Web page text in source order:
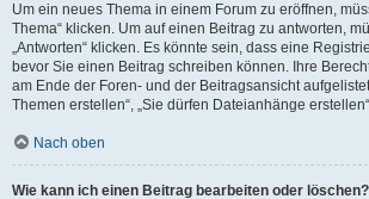
Um ein neues Thema in einem Forum zu eröffnen,
Thema“ klicken. Um auf einen Beitrag zu antworten,
„Antworten“ klicken. Es könnte sein, dass eine
bevor Sie einen Beitrag schreiben können. Ihre
am Ende der Foren- und der Beitragsansicht
Themen erstellen“, „Sie dürfen Dateianhänge
Nach oben
Wie kann ich einen Beitrag bearbeiten oder löschen?